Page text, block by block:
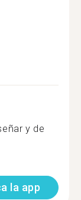
y de
la app